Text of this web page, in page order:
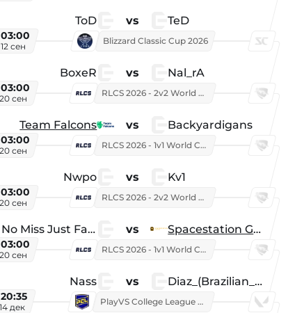
ToD vs TeD
03:00
12 сен
Blizzard Classic Cup 2026
BoxeR vs Nal_rA
03:00
20 сен
RLCS 2026 - 2v2 World Championship
Team Falcons vs Backyardigans
03:00
20 сен
RLCS 2026 - 1v1 World Championship
Nwpo vs Kv1
03:00
20 сен
RLCS 2026 - 2v2 World Championship
No Miss Just Fake vs Spacestation Gaming
03:00
20 сен
RLCS 2026 - 1v1 World Championship
Nass vs Diaz_(Brazilian_Player)
20:35
14 дек
PlayVS College League 2025: Fall